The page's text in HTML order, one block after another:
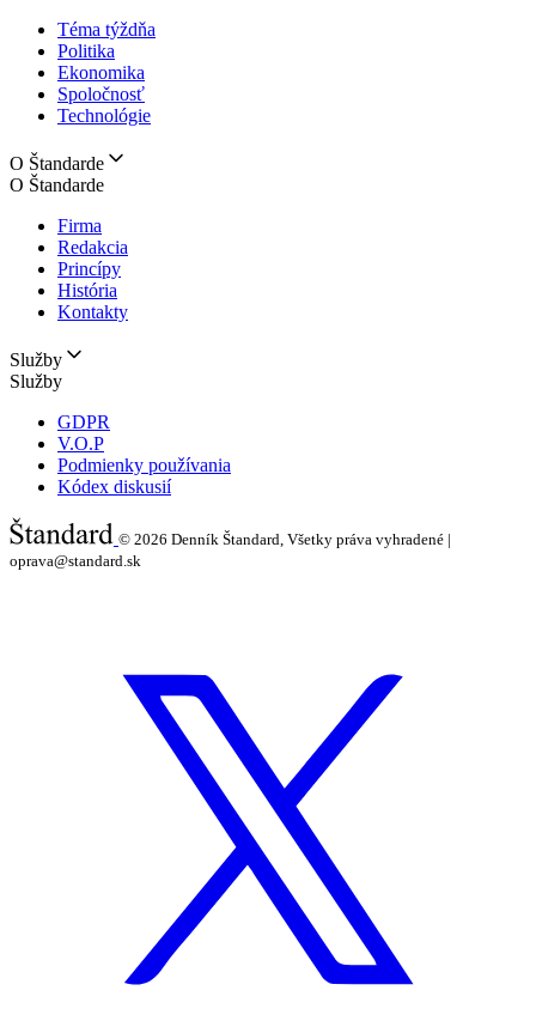
Téma týždňa
Politika
Ekonomika
Spoločnosť
Technológie
O Štandarde
O Štandarde
Firma
Redakcia
Princípy
História
Kontakty
Služby
Služby
GDPR
V.O.P
Podmienky používania
Kódex diskusií
© 2026 Denník Štandard, Všetky práva vyhradené |
oprava@standard.sk